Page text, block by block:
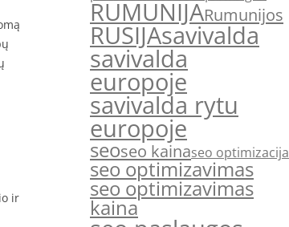
ir
RUMUNIJARumunijos
RUSIJAsavivalda
savivalda
europoje
savivalda rytu
europoje
seoseo kainaseo optimizacija
seo optimizavimas
seo optimizavimas
kaina